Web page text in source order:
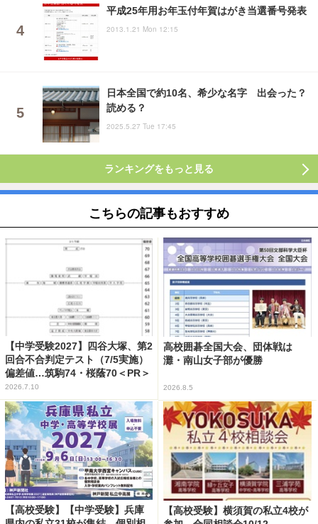
平成25年用お年玉付年賀はがき当選番号発表
2013.1.21 Mon 12:15
日本全国で約10名、希少な名字 出会った？
読める？
2025.5.27 Tue 17:45
ランキングをもっと見る
こちらの記事もおすすめ
【中学受験2027】四谷大塚、第2
回合不合判定テスト（7/5実施）
偏差値…筑駒74・桜蔭70＜PR＞
2026.7.10
高校囲碁全国大会、団体戦は
灘・南山女子部が優勝
2026.8.5
【高校受験】【中学受験】兵庫
【高校受験】横須賀の私立4校が